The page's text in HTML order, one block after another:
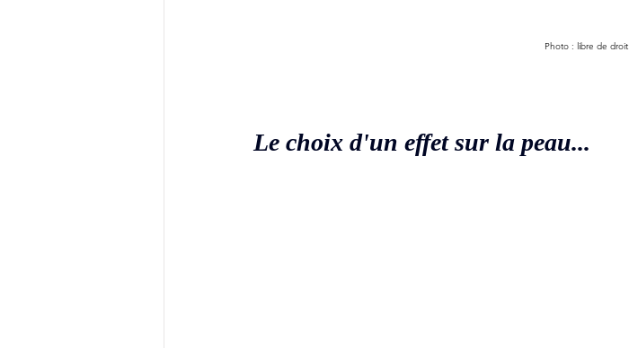
Photo : libre de droit
Le choix d'un effet sur la peau...